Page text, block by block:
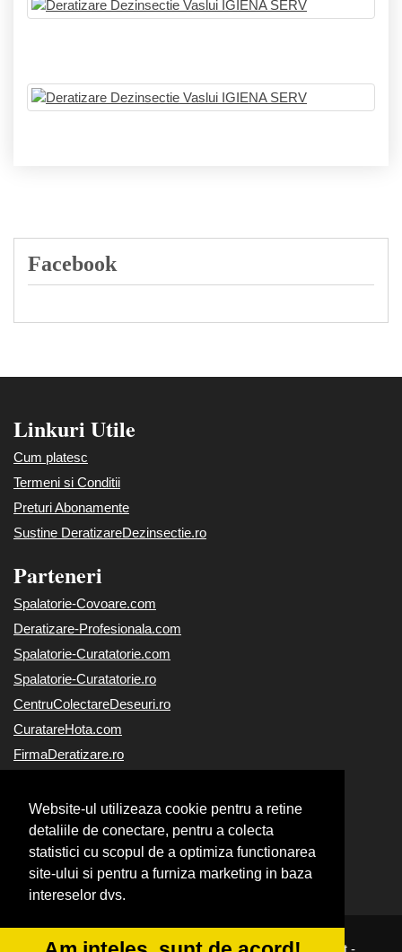
Website-ul utilizeaza cookie pentru a retine
detaliile de conectare, pentru a colecta
statistici cu scopul de a optimiza functionarea
site-ului si pentru a furniza marketing in baza
intereselor dvs.
Facebook
Linkuri Utile
Cum platesc
Termeni si Conditii
Preturi Abonamente
Sustine DeratizareDezinsectie.ro
Parteneri
Spalatorie-Covoare.com
Deratizare-Profesionala.com
Spalatorie-Curatatorie.com
Spalatorie-Curatatorie.ro
CentruColectareDeseuri.ro
CuratareHota.com
FirmaDeratizare.ro
Alpinist-Utilitar.com
Curatenie-Generala.com
Servicii-DDD.com
Servicii-Deratizare.com
© 2014-2026 |Powered byVilonMedia &Tokaido Consult -